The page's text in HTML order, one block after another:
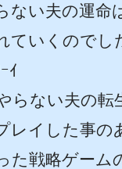
ない夫の運命
ていくのでし
ｲ
らない夫の転
レイした事の
た戦略ゲーム